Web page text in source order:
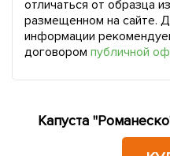
отличаться от образца
размещенном на сайте.
информации
договором публичной
Капуста